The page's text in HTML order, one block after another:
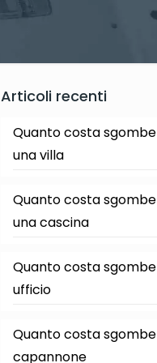
Articoli recenti
Quanto costa
una villa
Quanto costa
una cascina
Quanto costa
ufficio
Quanto costa
capannone